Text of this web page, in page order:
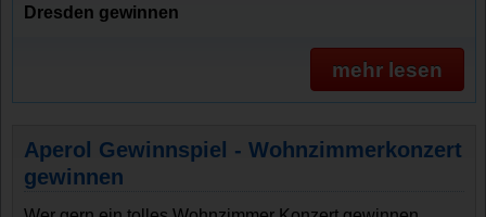
Dresden gewinnen
mehr lesen
Aperol Gewinnspiel - Wohnzimmerkonzert
gewinnen